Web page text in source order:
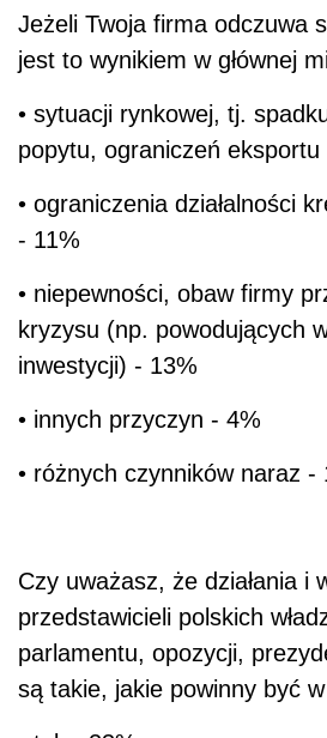
Jeżeli Twoja firma odczuwa
jest to wynikiem w głównej
• sytuacji rynkowej, tj.
popytu, ograniczeń
• ograniczenia działalności
- 11%
• niepewności, obaw firmy
kryzysu (np. powodujących
inwestycji) - 13%
• innych przyczyn - 4%
• różnych czynników naraz -
Czy uważasz, że działania i
przedstawicieli polskich
parlamentu, opozycji,
są takie, jakie powinny być